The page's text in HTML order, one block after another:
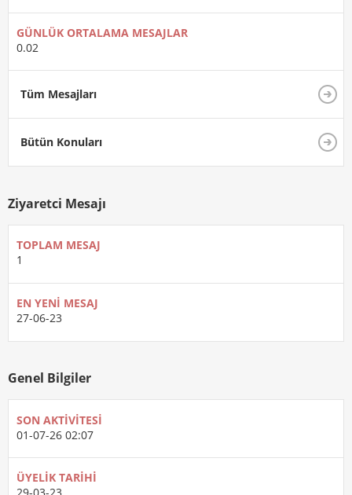
GÜNLÜK ORTALAMA MESAJLAR
0.02
Tüm Mesajları
Bütün Konuları
Ziyaretci Mesajı
TOPLAM MESAJ
1
EN YENI MESAJ
27-06-23
Genel Bilgiler
SON AKTIVITESI
01-07-26 02:07
ÜYELIK TARIHI